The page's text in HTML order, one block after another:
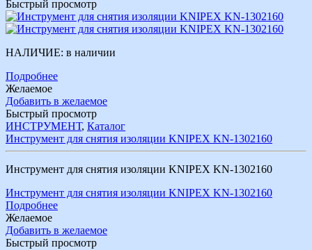
Быстрый просмотр
НАЛИЧИЕ: в наличии
Подробнее
Желаемое
Добавить в желаемое
Быстрый просмотр
ИНСТРУМЕНТ, Каталог
Инструмент для снятия изоляции KNIPEX KN-1302160
Инструмент для снятия изоляции KNIPEX KN-1302160
Инструмент для снятия изоляции KNIPEX KN-1302160
Подробнее
Желаемое
Добавить в желаемое
Быстрый просмотр